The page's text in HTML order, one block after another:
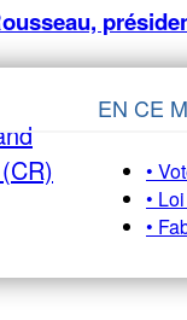
EN CE
•
•
•